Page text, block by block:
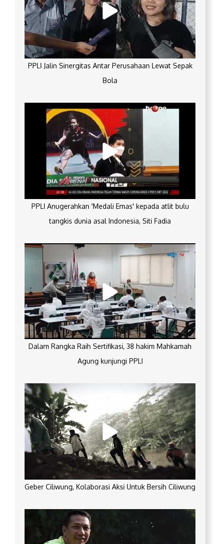
PPLI Jalin Sinergitas Antar Perusahaan Lewat Sepak
Bola
PPLI Anugerahkan 'Medali Emas' kepada atlit bulu
tangkis dunia asal Indonesia, Siti Fadia
Dalam Rangka Raih Sertifikasi, 38 hakim Mahkamah
Agung kunjungi PPLI
Geber Ciliwung, Kolaborasi Aksi Untuk Bersih Ciliwung